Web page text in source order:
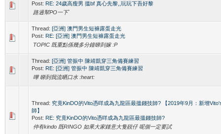
Post: RE: 24歲高瘦男 搵bf 真心先黎,,玩玩下吾好黎
路過幫PO一下`
Thread: [亞洲] 澳門男生短褲露蛋走光
Post: RE: [亞洲] 澳門男生短褲露蛋走光
TOPIC 既重點係幾多分鐘睇到嫁 :P
Thread: [亞洲] 管振中 陳靖凱穿三角備賽練習
Post: RE: [亞洲] 管振中 陳靖凱穿三角備賽練習
嘩 睇到我流晒口水 :heart:
Thread: 究竟KinDO的Vito憑咩成為九龍區最搵錢技師? 【2019年9月：新增
師】
Post: RE: 究竟KinDO的Vito憑咩成為九龍區最搵錢技師?
仲有kindo 既RINGO 如果大家鍾意大隻靚仔 呢個一定要試